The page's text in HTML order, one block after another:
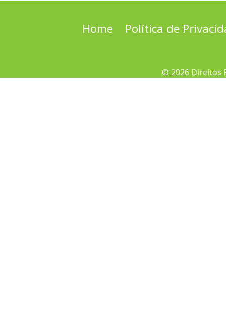
Home Política de
© 2026 Direitos